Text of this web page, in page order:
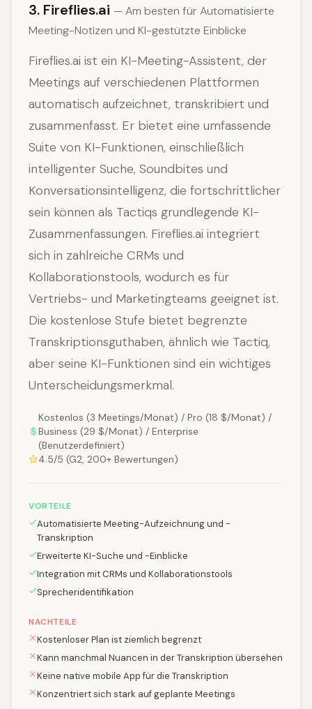
3. Fireflies.ai — Am besten für Automatisierte
Meeting-Notizen und KI-gestützte Einblicke
Fireflies.ai ist ein KI-Meeting-Assistent, der
Meetings auf verschiedenen Plattformen
automatisch aufzeichnet, transkribiert und
zusammenfasst. Er bietet eine umfassende
Suite von KI-Funktionen, einschließlich
intelligenter Suche, Soundbites und
Konversationsintelligenz, die fortschrittlicher
sein können als Tactiqs grundlegende KI-
Zusammenfassungen. Fireflies.ai integriert
sich in zahlreiche CRMs und
Kollaborationstools, wodurch es für
Vertriebs- und Marketingteams geeignet ist.
Die kostenlose Stufe bietet begrenzte
Transkriptionsguthaben, ähnlich wie Tactiq,
aber seine KI-Funktionen sind ein wichtiges
Unterscheidungsmerkmal.
Kostenlos (3 Meetings/Monat) / Pro (18 $/Monat) /
Business (29 $/Monat) / Enterprise
(Benutzerdefiniert)
4.5/5 (G2, 200+ Bewertungen)
VORTEILE
Automatisierte Meeting-Aufzeichnung und -
Transkription
Erweiterte KI-Suche und -Einblicke
Integration mit CRMs und Kollaborationstools
Sprecheridentifikation
NACHTEILE
Kostenloser Plan ist ziemlich begrenzt
Kann manchmal Nuancen in der Transkription übersehen
Keine native mobile App für die Transkription
Konzentriert sich stark auf geplante Meetings